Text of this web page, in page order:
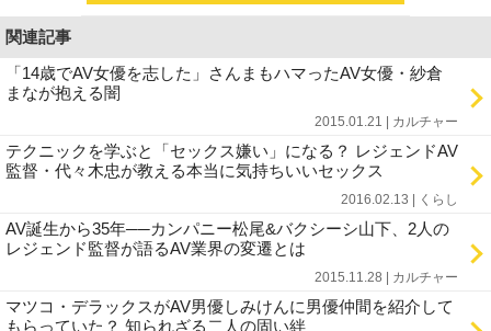
関連記事
「14歳でAV女優を志した」さんまもハマったAV女優・紗倉
まなが抱える闇
2015.01.21 | カルチャー
テクニックを学ぶと「セックス嫌い」になる？ レジェンドAV
監督・代々木忠が教える本当に気持ちいいセックス
2016.02.13 | くらし
AV誕生から35年──カンパニー松尾&バクシーシ山下、2人の
レジェンド監督が語るAV業界の変遷とは
2015.11.28 | カルチャー
マツコ・デラックスがAV男優しみけんに男優仲間を紹介して
もらっていた？ 知られざる二人の固い絆